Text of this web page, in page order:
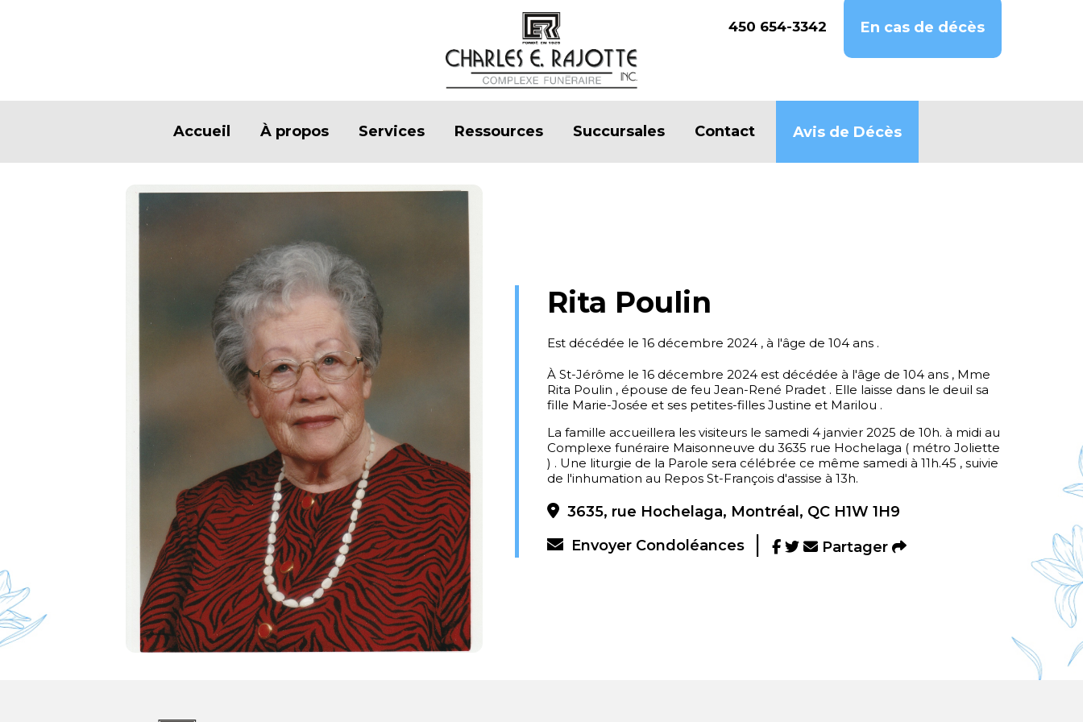
450 654-3342 En cas de décès
Accueil À propos Services Ressources Succursales Contact Avis de Décès
Rita Poulin
Est décédée le 16 décembre 2024 , à l'âge de 104 ans .
À St-Jérôme le 16 décembre 2024 est décédée à l'âge de 104 ans , Mme
Rita Poulin , épouse de feu Jean-René Pradet . Elle laisse dans le deuil sa
fille Marie-Josée et ses petites-filles Justine et Marilou .
La famille accueillera les visiteurs le samedi 4 janvier 2025 de 10h. à midi au
Complexe funéraire Maisonneuve du 3635 rue Hochelaga ( métro Joliette
) . Une liturgie de la Parole sera célébrée ce même samedi à 11h.45 , suivie
de l'inhumation au Repos St-François d'assise à 13h.
3635, rue Hochelaga, Montréal, QC H1W 1H9
Envoyer Condoléances
Partager